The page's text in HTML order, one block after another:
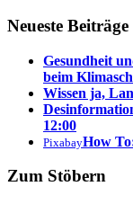
Neueste Beiträge
Gesundheit
beim
Wissen ja,
12:00
PixabayHow
Zum Stöbern